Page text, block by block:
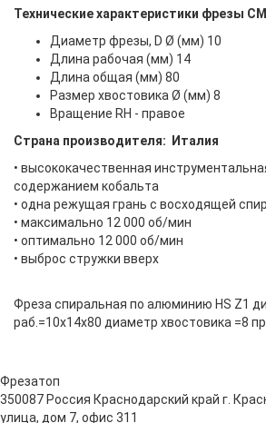
Технические характеристики фрезы
Диаметр фрезы, D Ø (мм) 10
Длина рабочая (мм) 14
Длина общая (мм) 80
Размер хвостовика Ø (мм) 8
Вращение RH - правое
Страна производителя: Италия
• высококачественная
содержанием кобальта
• одна режущая грань с восходящей
• максимально 12 000 об/мин
• оптимально 12 000 об/мин
• выброс стружки вверх
Фреза спиральная по алюминию HS Z1
раб.=10x14x80 диаметр хвостовика =8
Фрезатоп
350087 Россия Краснодарский край г.
улица, дом 7, офис 311